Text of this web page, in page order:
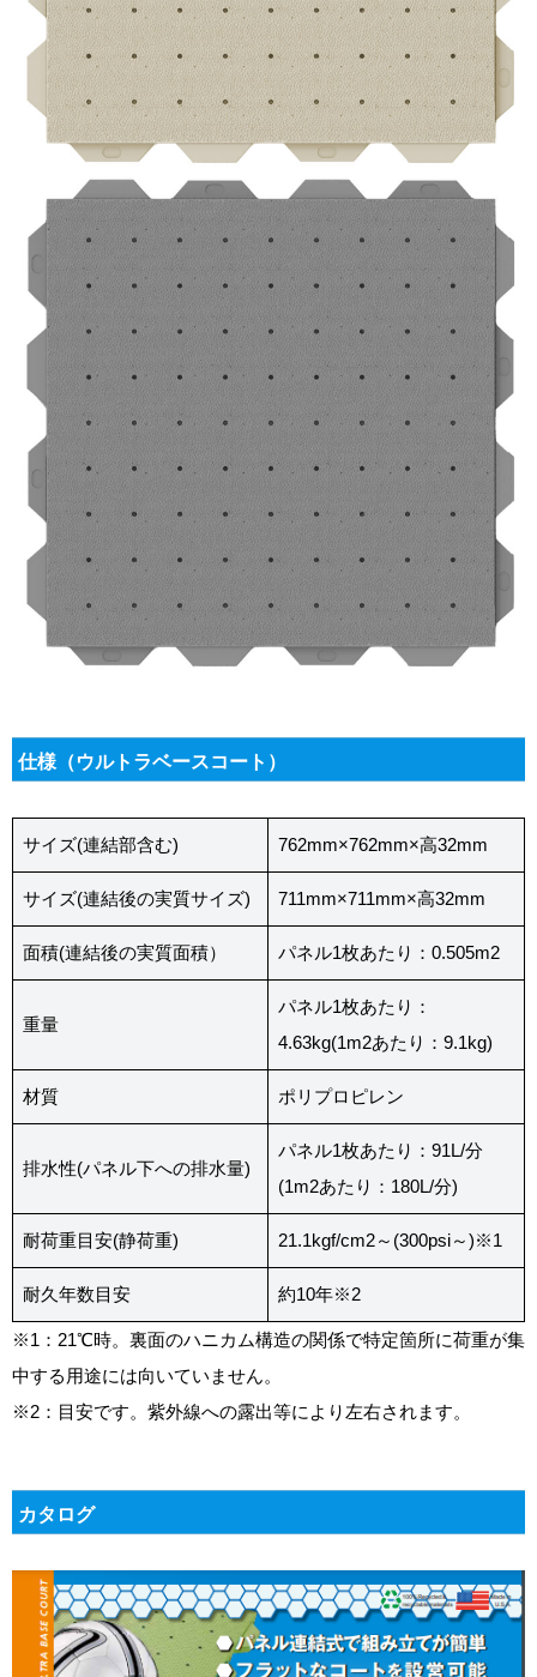
仕様（ウルトラベースコート）
サイズ(連結部含む) 762mm×762mm×高32mm
サイズ(連結後の実質サイズ) 711mm×711mm×高32mm
面積(連結後の実質面積） パネル1枚あたり：0.505m2
重量
パネル1枚あたり：
4.63kg(1m2あたり：9.1kg)
材質 ポリプロピレン
排水性(パネル下への排水量)
パネル1枚あたり：91L/分
(1m2あたり：180L/分)
耐荷重目安(静荷重) 21.1kgf/cm2～(300psi～)※1
耐久年数目安 約10年※2
※1：21℃時。裏面のハニカム構造の関係で特定箇所に荷重が集
中する用途には向いていません。
※2：目安です。紫外線への露出等により左右されます。
カタログ